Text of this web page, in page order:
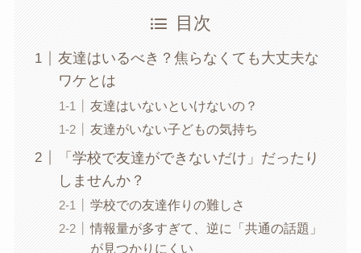
目次
友達はいるべき？焦らなくても大丈夫な
ワケとは
友達はいないといけないの？
友達がいない子どもの気持ち
「学校で友達ができないだけ」だったり
しませんか？
学校での友達作りの難しさ
情報量が多すぎて、逆に「共通の話題」
が見つかりにくい